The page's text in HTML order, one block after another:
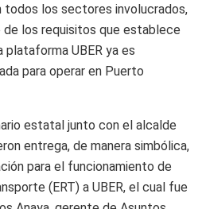
todos los sectores involucrados,
los requisitos que establece
plataforma UBER ya es
para operar en Puerto
estatal junto con el alcalde
entrega, de manera simbólica,
para el funcionamiento de
(ERT) a UBER, el cual fue